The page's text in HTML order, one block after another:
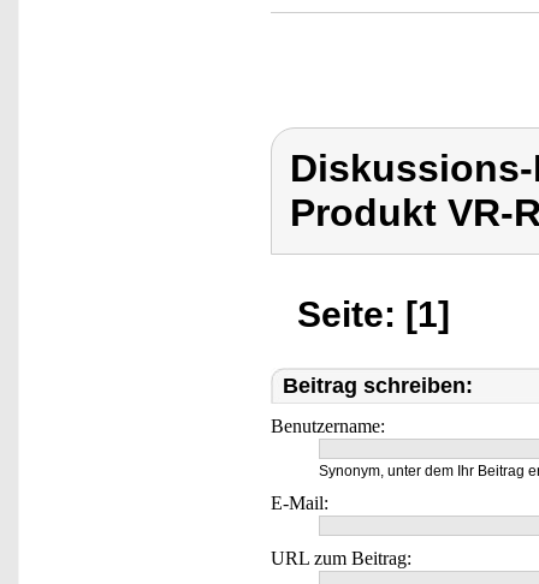
Produkt VR-
Seite: [1]
Beitrag schreiben:
Benutzername:
Synonym, unter dem Ihr Beitrag
E-Mail:
URL zum Beitrag: